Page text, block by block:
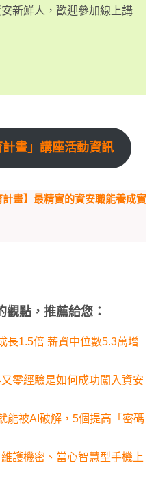
新鮮人，歡迎參加線上講
計畫」講座活動資訊
計畫】最精實的資安職能養成實
點，推薦給您：
長1.5倍 薪資中位數5.3萬增
零經驗是如何成功闖入資安
能被AI破解，5個提高「密碼
護機密、當心智慧型手機上